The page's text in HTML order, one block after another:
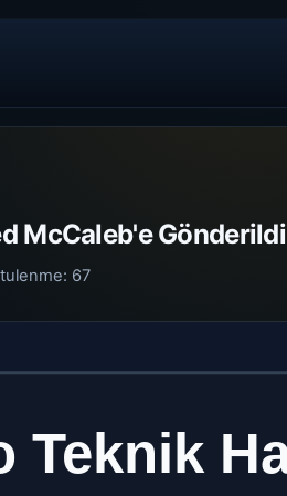
McCaleb'e Gönderildi
67